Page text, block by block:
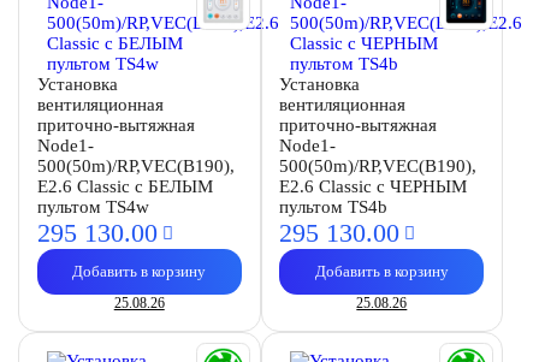
Установка
вентиляционная
приточно-вытяжная
Node1-
500(50m)/RP,VEC(B190),
E2.6 Classic с БЕЛЫМ
пультом TS4w
295 130.00
Добавить в корзину
25.08.26
Установка
вентиляционная
приточно-вытяжная
Node1-
500(50m)/RP,VEC(B190),
E2.6 Classic с ЧЕРНЫМ
пультом TS4b
295 130.00
Добавить в корзину
25.08.26